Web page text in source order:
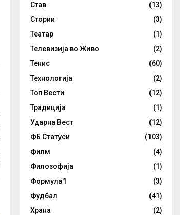
Став
(13)
Стории
(3)
Театар
(1)
Телевизија во Живо
(2)
Тенис
(60)
Технологија
(2)
Топ Вести
(12)
Традиција
(1)
Ударна Вест
(12)
ФБ Статуси
(103)
Филм
(4)
Филозофија
(1)
Формула1
(3)
Фудбал
(41)
Храна
(2)